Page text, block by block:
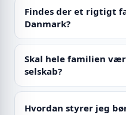
Findes der et rigtigt
Danmark?
Skal hele familien
selskab?
Hvordan styrer jeg